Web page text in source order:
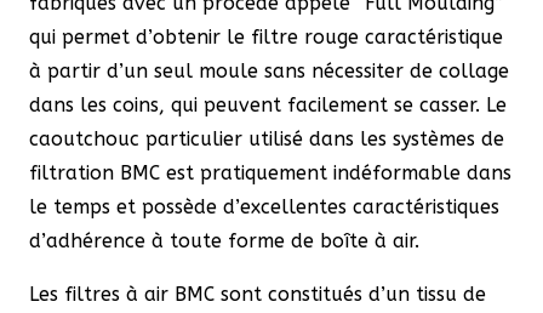
qui permet d’obtenir le filtre rouge caractéristique
à partir d’un seul moule sans nécessiter de collage
dans les coins, qui peuvent facilement se casser. Le
caoutchouc particulier utilisé dans les systèmes de
filtration BMC est pratiquement indéformable dans
le temps et possède d’excellentes caractéristiques
d’adhérence à toute forme de boîte à air.
Les filtres à air BMC sont constitués d’un tissu de